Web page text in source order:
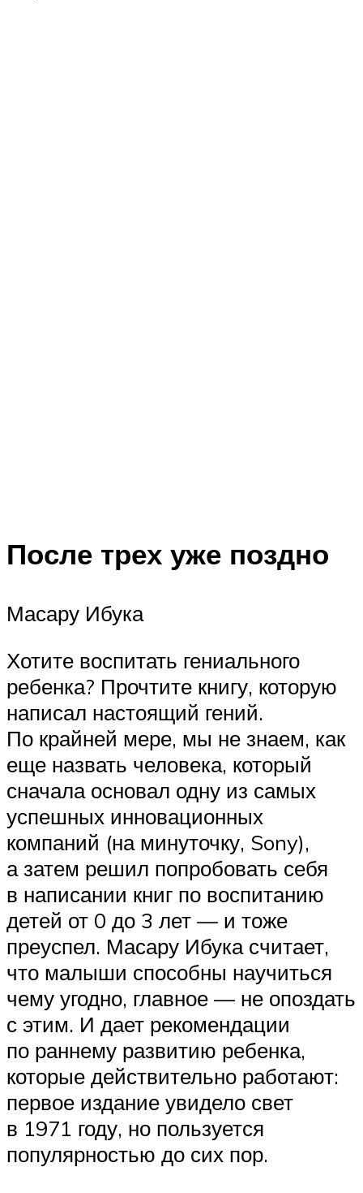
После трех уже поздно
Масару Ибука
Хотите воспитать гениального
ребенка? Прочтите книгу, которую
написал настоящий гений.
По крайней мере, мы не знаем, как
еще назвать человека, который
сначала основал одну из самых
успешных инновационных
компаний (на минуточку, Sony),
а затем решил попробовать себя
в написании книг по воспитанию
детей от 0 до 3 лет — и тоже
преуспел. Масару Ибука считает,
что малыши способны научиться
чему угодно, главное — не опоздать
с этим. И дает рекомендации
по раннему развитию ребенка,
которые действительно работают:
первое издание увидело свет
в 1971 году, но пользуется
популярностью до сих пор.